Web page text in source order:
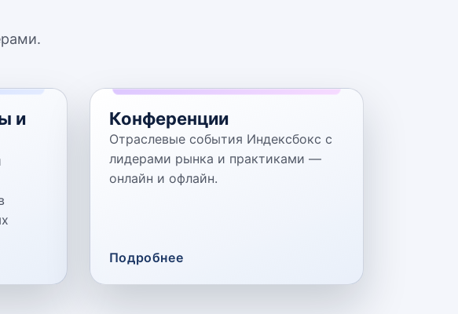
и
Конференции
Отраслевые события Индексбокс с
лидерами рынка и практиками —
онлайн и офлайн.
Подробнее